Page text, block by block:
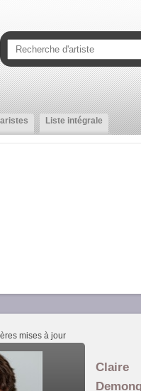
Liste intégrale
mises à jour
Claire